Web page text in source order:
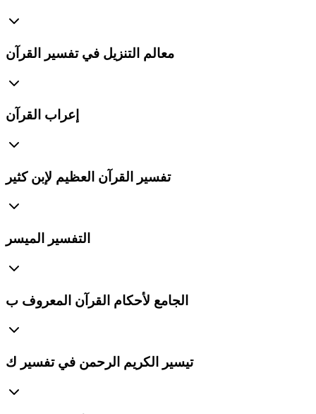
معالم التنزيل في تفسير القرآن
إعراب القرآن
تفسير القرآن العظيم لإبن كثير
التفسير الميسر
الجامع لأحكام القرآن المعروف ب
تيسير الكريم الرحمن في تفسير ك